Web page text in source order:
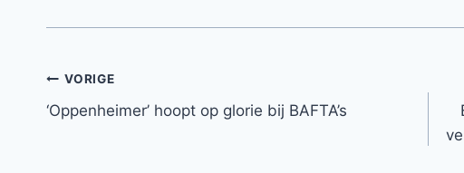
Bericht
navigatie
VORIGE
‘Oppenheimer’ hoopt op glorie bij BAFTA’s